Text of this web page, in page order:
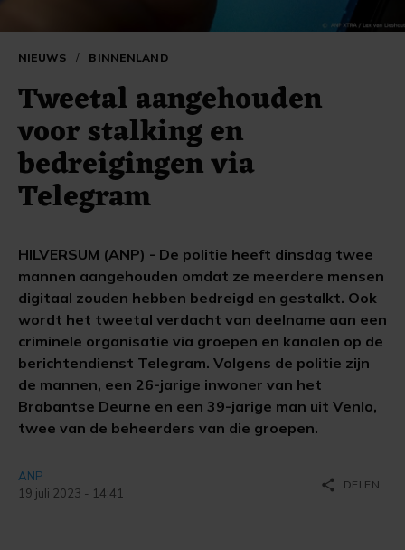
NIEUWS / BINNENLAND
Tweetal aangehouden
voor stalking en
bedreigingen via
Telegram
HILVERSUM (ANP) - De politie heeft dinsdag twee
mannen aangehouden omdat ze meerdere mensen
digitaal zouden hebben bedreigd en gestalkt. Ook
wordt het tweetal verdacht van deelname aan een
criminele organisatie via groepen en kanalen op de
berichtendienst Telegram. Volgens de politie zijn
de mannen, een 26-jarige inwoner van het
Brabantse Deurne en een 39-jarige man uit Venlo,
twee van de beheerders van die groepen.
ANP
19 juli 2023 - 14:41
share DELEN